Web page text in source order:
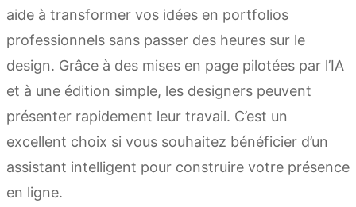
aide à transformer vos idées en portfolios
professionnels sans passer des heures sur le
design. Grâce à des mises en page pilotées par l’IA
et à une édition simple, les designers peuvent
présenter rapidement leur travail. C’est un
excellent choix si vous souhaitez bénéficier d’un
assistant intelligent pour construire votre présence
en ligne.